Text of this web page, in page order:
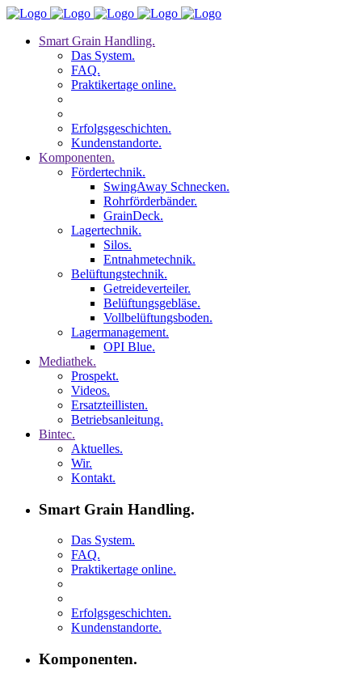
Smart Grain Handling.
Das System.
FAQ.
Praktikertage online.
Erfolgsgeschichten.
Kundenstandorte.
Komponenten.
Fördertechnik.
SwingAway Schnecken.
Rohrförderbänder.
GrainDeck.
Lagertechnik.
Silos.
Entnahmetechnik.
Belüftungstechnik.
Getreideverteiler.
Belüftungsgebläse.
Vollbelüftungsboden.
Lagermanagement.
OPI Blue.
Mediathek.
Prospekt.
Videos.
Ersatzteillisten.
Betriebsanleitung.
Bintec.
Aktuelles.
Wir.
Kontakt.
Smart Grain Handling.
Das System.
FAQ.
Praktikertage online.
Erfolgsgeschichten.
Kundenstandorte.
Komponenten.